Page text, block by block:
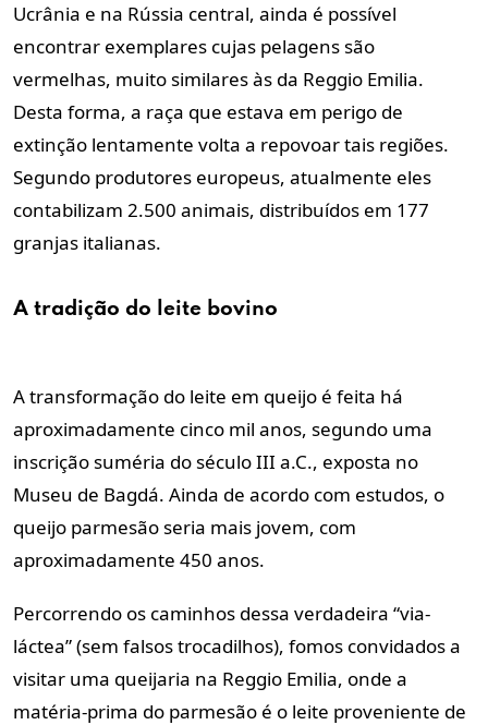
Ucrânia e na Rússia central, ainda é possível
encontrar exemplares cujas pelagens são
vermelhas, muito similares às da Reggio Emilia.
Desta forma, a raça que estava em perigo de
extinção lentamente volta a repovoar tais regiões.
Segundo produtores europeus, atualmente eles
contabilizam 2.500 animais, distribuídos em 177
granjas italianas.
A tradição do leite bovino
A transformação do leite em queijo é feita há
aproximadamente cinco mil anos, segundo uma
inscrição suméria do século III a.C., exposta no
Museu de Bagdá. Ainda de acordo com estudos, o
queijo parmesão seria mais jovem, com
aproximadamente 450 anos.
Percorrendo os caminhos dessa verdadeira “via-
láctea” (sem falsos trocadilhos), fomos convidados a
visitar uma queijaria na Reggio Emilia, onde a
matéria-prima do parmesão é o leite proveniente de